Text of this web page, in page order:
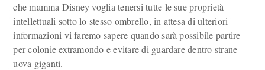
che mamma Disney voglia tenersi tutte le sue proprietà
intellettuali sotto lo stesso ombrello, in attesa di ulteriori
informazioni vi faremo sapere quando sarà possibile partire
per colonie extramondo e evitare di guardare dentro strane
uova giganti.